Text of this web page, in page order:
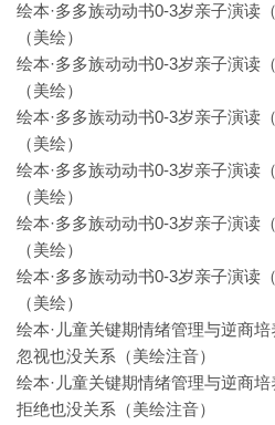
绘本·多多族动动书0-3岁亲子演读
（美绘）
绘本·多多族动动书0-3岁亲子演读
（美绘）
绘本·多多族动动书0-3岁亲子演读
（美绘）
绘本·多多族动动书0-3岁亲子演读
（美绘）
绘本·多多族动动书0-3岁亲子演读
（美绘）
绘本·多多族动动书0-3岁亲子演读
（美绘）
绘本·儿童关键期情绪管理与逆商
忽视也没关系（美绘注音）
绘本·儿童关键期情绪管理与逆商
拒绝也没关系（美绘注音）